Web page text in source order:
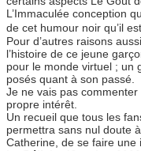
L’Immaculée conception
de cet humour noir qu’il
Pour d’autres raisons
l’histoire de ce jeune
pour le monde virtuel ; un
posés quant à son passé.
Je ne vais pas
propre intérêt.
Un recueil que tous les
permettra sans nul doute
Catherine, de se faire une